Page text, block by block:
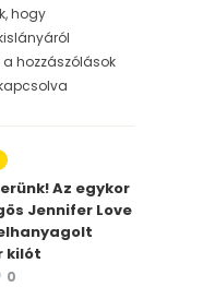
hogy
a hozzászólások
Az egykor
Jennifer Love
kilót
0